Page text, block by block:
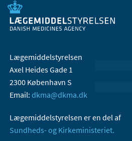
Lægemiddelstyrelsen
Axel Heides Gade 1
2300 København S
Email: dkma@dkma.dk
Lægemiddelstyrelsen er en del af
Sundheds- og Kirkeministeriet.